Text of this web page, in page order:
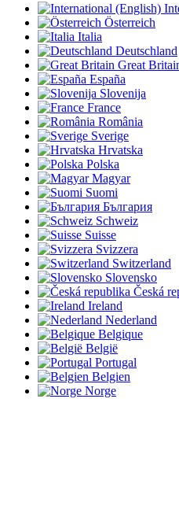
Österreich
Italia
Deutschland
Great
España
Slovenija
France
România
Sverige
Hrvatska
Polska
Magyar
Suomi
България
Schweiz
Suisse
Svizzera
Switzerland
Slovensko
Česká
Ireland
Nederland
Belgique
België
Portugal
Belgien
Norge